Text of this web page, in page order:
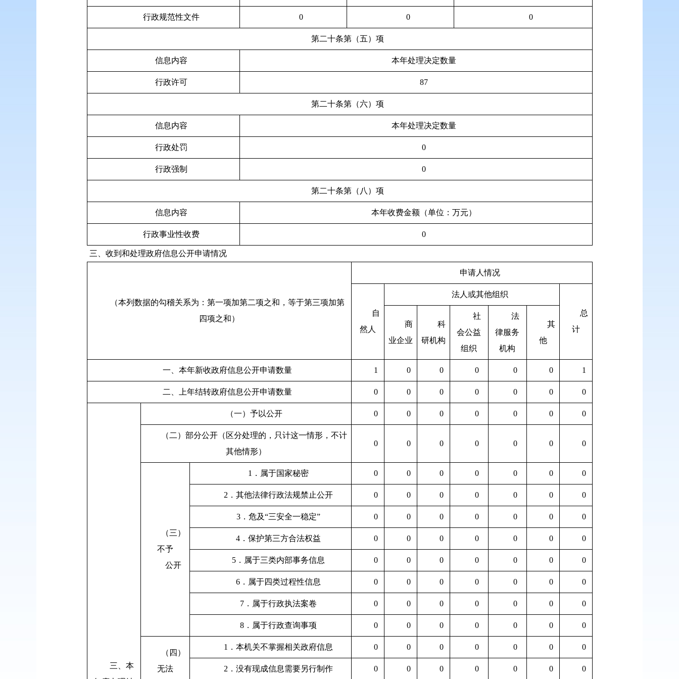
行政规范性文件 0 0 0
第二十条第（五）项
信息内容 本年处理决定数量
行政许可 87
第二十条第（六）项
信息内容 本年处理决定数量
行政处罚 0
行政强制 0
第二十条第（八）项
信息内容 本年收费金额（单位：万元）
行政事业性收费 0
三、收到和处理政府信息公开申请情况
（本列数据的勾稽关系为：第一项加第二项之和，等于第三项加第
四项之和）
申请人情况
自
然人
法人或其他组织
总
计
商
业企业
科
研机构
社
会公益
组织
法
律服务
机构
其
他
一、本年新收政府信息公开申请数量 1 0 0 0 0 0 1
二、上年结转政府信息公开申请数量 0 0 0 0 0 0 0
三、本
（一）予以公开 0 0 0 0 0 0 0
（二）部分公开（区分处理的，只计这一情形，不计
其他情形）
0 0 0 0 0 0 0
（三）
不予
公开
1．属于国家秘密 0 0 0 0 0 0 0
2．其他法律行政法规禁止公开 0 0 0 0 0 0 0
3．危及“三安全一稳定” 0 0 0 0 0 0 0
4．保护第三方合法权益 0 0 0 0 0 0 0
5．属于三类内部事务信息 0 0 0 0 0 0 0
6．属于四类过程性信息 0 0 0 0 0 0 0
7．属于行政执法案卷 0 0 0 0 0 0 0
8．属于行政查询事项 0 0 0 0 0 0 0
（四）
无法
1．本机关不掌握相关政府信息 0 0 0 0 0 0 0
2．没有现成信息需要另行制作 0 0 0 0 0 0 0